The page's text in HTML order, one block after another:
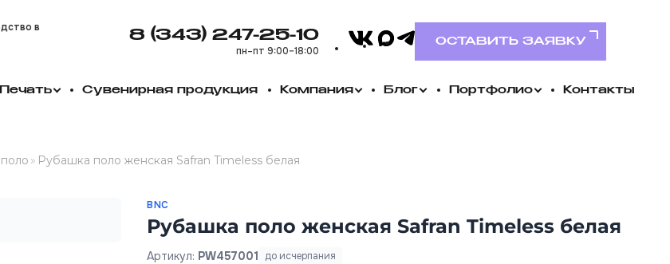
в
8 (343) 247-25-10
пн–пт 9:00–18:00
VK MAXTelegramОСТАВИТЬ ЗАЯВКУ
Печать Сувенирная продукция Компания Блог Портфолио Контакты
» Рубашка поло женская Safran Timeless белая
BNC
Рубашка поло женская Safran Timeless белая
Артикул: PW457001 до исчерпания